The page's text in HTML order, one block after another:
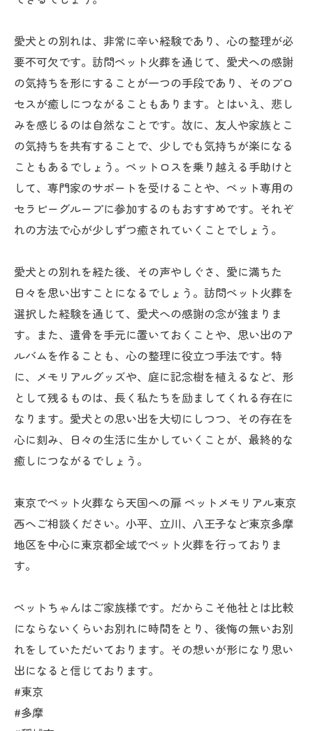
愛犬との別れは、非常に辛い経験であり、心の整理が必
要不可欠です。訪問ペット火葬を通じて、愛犬への感謝
の気持ちを形にすることが一つの手段であり、そのプロ
セスが癒しにつながることもあります。とはいえ、悲し
みを感じるのは自然なことです。故に、友人や家族とこ
の気持ちを共有することで、少しでも気持ちが楽になる
こともあるでしょう。ペットロスを乗り越える手助けと
して、専門家のサポートを受けることや、ペット専用の
セラピーグループに参加するのもおすすめです。それぞ
れの方法で心が少しずつ癒されていくことでしょう。
愛犬との別れを経た後、その声やしぐさ、愛に満ちた
日々を思い出すことになるでしょう。訪問ペット火葬を
選択した経験を通じて、愛犬への感謝の念が強まりま
す。また、遺骨を手元に置いておくことや、思い出のア
ルバムを作ることも、心の整理に役立つ手法です。特
に、メモリアルグッズや、庭に記念樹を植えるなど、形
として残るものは、長く私たちを励ましてくれる存在に
なります。愛犬との思い出を大切にしつつ、その存在を
心に刻み、日々の生活に生かしていくことが、最終的な
癒しにつながるでしょう。
東京でペット火葬なら天国への扉 ペットメモリアル東京
西へご相談ください。小平、立川、八王子など東京多摩
地区を中心に東京都全域でペット火葬を行っておりま
す。
ペットちゃんはご家族様です。だからこそ他社とは比較
にならないくらいお別れに時間をとり、後悔の無いお別
れをしていただいております。その想いが形になり思い
出になると信じております。
#東京
#多摩